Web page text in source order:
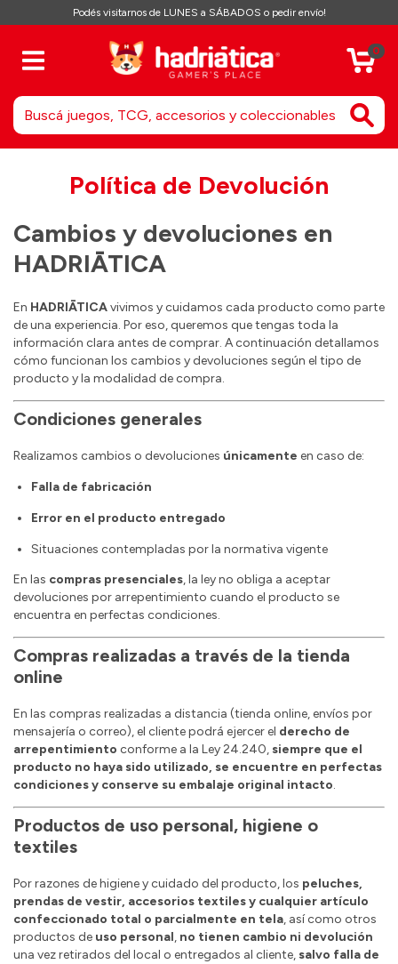
Podés visitarnos de LUNES a SÁBADOS o pedir envío!
0
Política de Devolución
Cambios y devoluciones en
HADRIĀTICA
En HADRIĀTICAvivimos y cuidamos cada producto como parte
de una experiencia. Por eso, queremos que tengas toda la
información clara antes de comprar. A continuación detallamos
cómo funcionan los cambios y devoluciones según el tipo de
producto y la modalidad de compra.
Condiciones generales
Realizamos cambios o devoluciones únicamente en caso de:
Falla de fabricación
Error en el producto entregado
Situaciones contempladas por la normativa vigente
En las compras presenciales, la ley no obliga a aceptar
devoluciones por arrepentimiento cuando el producto se
encuentra en perfectas condiciones.
Compras realizadas a través de la tienda
online
En las compras realizadas a distancia (tienda online, envíos por
mensajería o correo), el cliente podrá ejercer el derecho de
arrepentimiento conforme a la Ley 24.240,siempre que el
producto no haya sido utilizado, se encuentre en perfectas
condiciones y conserve su embalaje original intacto.
Productos de uso personal, higiene o
textiles
Por razones de higiene y cuidado del producto, los peluches,
prendas de vestir, accesorios textiles y cualquier artículo
confeccionado total o parcialmente en tela, así como otros
productos de uso personal, no tienen cambio ni devolución
una vez retirados del local o entregados al cliente,salvo falla de